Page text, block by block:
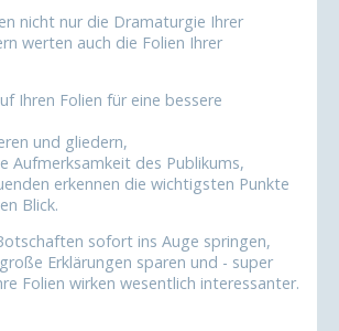
nicht nur die Dramaturgie Ihrer
werten auch die Folien Ihrer
Ihren Folien für eine bessere
und gliedern,
Aufmerksamkeit des Publikums,
erkennen die wichtigsten Punkte
Blick.
sofort ins Auge springen,
Erklärungen sparen und - super
Folien wirken wesentlich interessanter.